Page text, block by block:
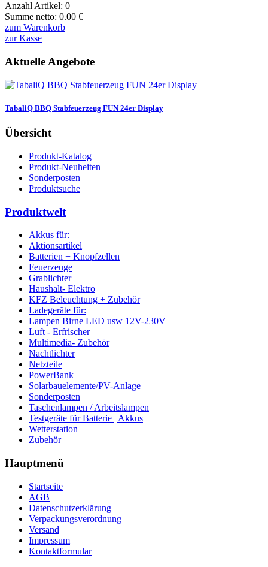
Anzahl Artikel: 0
Summe netto: 0.00 €
zum Warenkorb
zur Kasse
Aktuelle Angebote
TabaliQ BBQ Stabfeuerzeug FUN 24er Display
Übersicht
Produkt-Katalog
Produkt-Neuheiten
Sonderposten
Produktsuche
Produktwelt
Akkus für:
Aktionsartikel
Batterien + Knopfzellen
Feuerzeuge
Grablichter
Haushalt- Elektro
KFZ Beleuchtung + Zubehör
Ladegeräte für:
Lampen Birne LED usw 12V-230V
Luft - Erfrischer
Multimedia- Zubehör
Nachtlichter
Netzteile
PowerBank
Solarbauelemente/PV-Anlage
Sonderposten
Taschenlampen / Arbeitslampen
Testgeräte für Batterie | Akkus
Wetterstation
Zubehör
Hauptmenü
Startseite
AGB
Datenschutzerklärung
Verpackungsverordnung
Versand
Impressum
Kontaktformular